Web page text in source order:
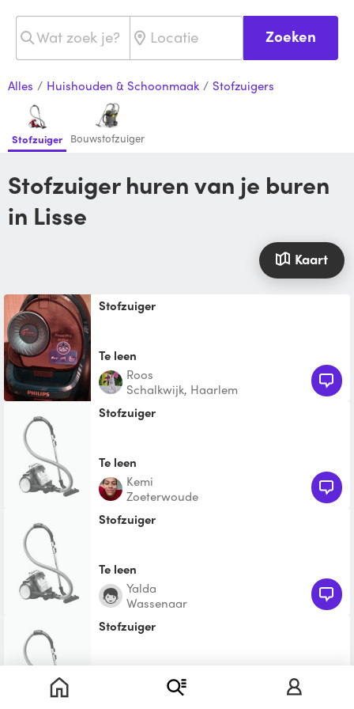
Zoeken
Alles / Huishouden & Schoonmaak / Stofzuigers
Stofzuiger Bouwstofzuiger
Stofzuiger huren van je buren
in Lisse
Kaart
Stofzuiger
Te leen
Roos
Schalkwijk, Haarlem
Stofzuiger
Te leen
Kemi
Zoeterwoude
Stofzuiger
Te leen
Yalda
Wassenaar
Stofzuiger